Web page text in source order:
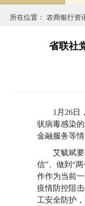
所在位置： 农商银行资
省联社
1月26日
状病毒感染
金融服务等
艾毓斌
信”、做到“
作作为当前
疫情防控阻
工安全防护